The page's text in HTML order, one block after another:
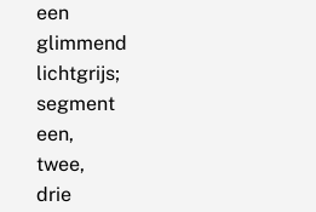
een
glimmend
lichtgrijs;
segment
een,
twee,
drie